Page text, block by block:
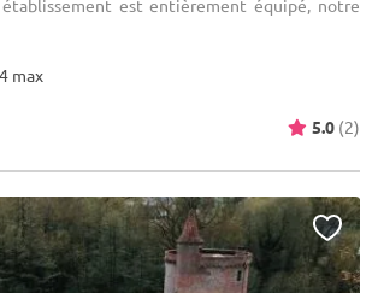
établissement est entièrement équipé, notre
max
5.0 (2)